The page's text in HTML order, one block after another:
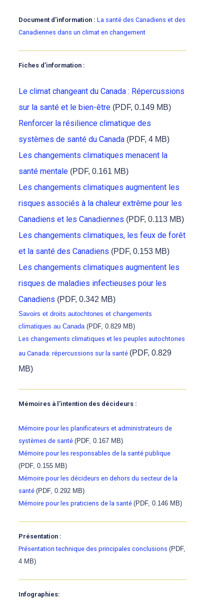
Document d’information : La santé des Canadiens et des
Canadiennes dans un climat en changement
Fiches d’information :
Le climat changeant du Canada : Répercussions
sur la santé et le bien-être (PDF, 0.149 MB)
Renforcer la résilience climatique des
systèmes de santé du Canada (PDF, 4 MB)
Les changements climatiques menacent la
santé mentale (PDF, 0.161 MB)
Les changements climatiques augmentent les
risques associés à la chaleur extrême pour les
Canadiens et les Canadiennes (PDF, 0.113 MB)
Les changements climatiques, les feux de forêt
et la santé des Canadiens (PDF, 0.153 MB)
Les changements climatiques augmentent les
risques de maladies infectieuses pour les
Canadiens (PDF, 0.342 MB)
Savoirs et droits autochtones et changements
climatiques au Canada(PDF, 0.829 MB)
Les changements climatiques et les peuples autochtones
au Canada: répercussions sur la santé (PDF, 0.829
MB)
Mémoires à l’intention des décideurs :
Mémoire pour les planificateurs et administrateurs de
systèmes de santé (PDF, 0.167 MB)
Mémoire pour les responsables de la santé publique
(PDF, 0.155 MB)
Mémoire pour les décideurs en dehors du secteur de la
santé (PDF, 0.292 MB)
Mémoire pour les praticiens de la santé (PDF, 0.146 MB)
Présentation :
Présentation technique des principales conclusions (PDF,
4 MB)
Infographies: